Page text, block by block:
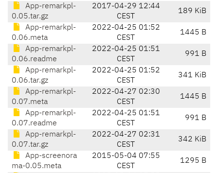
App-remarkpl-
0.05.tar.gz
2017-04-29 12:44
CEST
189 KiB
App-remarkpl-
0.06.meta
2022-04-25 01:52
CEST
1445 B
App-remarkpl-
0.06.readme
2022-04-25 01:51
CEST
991 B
App-remarkpl-
0.06.tar.gz
2022-04-25 01:52
CEST
341 KiB
App-remarkpl-
0.07.meta
2022-04-27 02:30
CEST
1445 B
App-remarkpl-
0.07.readme
2022-04-25 01:51
CEST
991 B
App-remarkpl-
0.07.tar.gz
2022-04-27 02:31
CEST
342 KiB
App-screenora
ma-0.05.meta
2015-05-04 07:55
CEST
1295 B